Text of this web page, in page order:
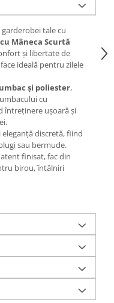
tale cu
Mâneca Scurtă
și libertate de
ideală pentru zilele
și poliester,
cu
întreținere ușoară și
discretă, fiind
sau bermude.
finisat, fac din
birou, întâlniri